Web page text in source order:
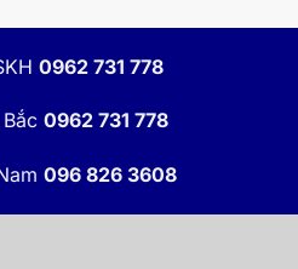
0962 731 778
0962 731 778
096 826 3608